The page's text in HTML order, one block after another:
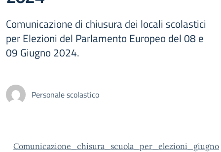
Comunicazione di chiusura dei locali scolastici
per Elezioni del Parlamento Europeo del 08 e
09 Giugno 2024.
Personale scolastico
Comunicazione_chisura_scuola_per_elezioni_giugno